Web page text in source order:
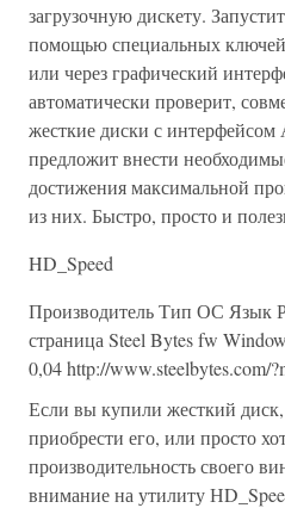
загрузочную дискету.
помощью специальных
или через графический
автоматически проверит,
жесткие диски с
предложит внести
достижения максимальной
из них. Быстро, просто и
HD_Speed
Производитель Тип ОС Язык
страница Steel Bytes fw
0,04 http://www.steelbytes.com/
Если вы купили жесткий диск,
приобрести его, или просто
производительность своего
внимание на утилиту